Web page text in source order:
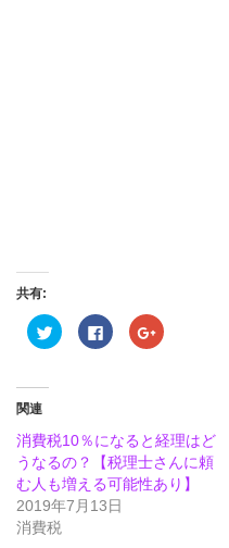
共有:
ク
リ
共
有
(新
し
い
ウ
ィ
ン
ド
Facebook
で
ク
リ
ッ
ク
し
て
く
ク
リ
共
有
(新
し
い
ウ
関連
消費税10％になると経理はど
うなるの？【税理士さんに頼
む人も増える可能性あり】
2019年7月13日
消費税